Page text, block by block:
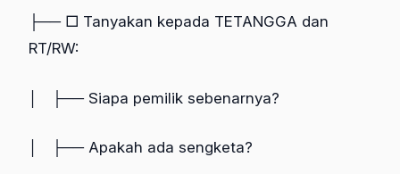
├── □ Tanyakan kepada TETANGGA dan
RT/RW:
│ ├── Siapa pemilik sebenarnya?
│ ├── Apakah ada sengketa?